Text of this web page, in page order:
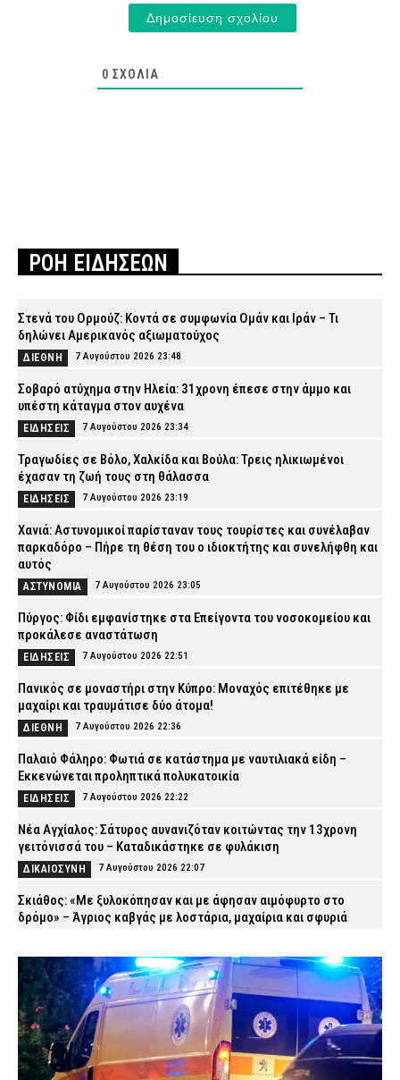
0 ΣΧΌΛΙΑ
ΡΟΗ ΕΙΔΗΣΕΩΝ
Στενά του Ορμούζ: Κοντά σε συμφωνία Ομάν και Ιράν – Τι
δηλώνει Αμερικανός αξιωματούχος
ΔΙΕΘΝΗ 7 Αυγούστου 2026 23:48
Σοβαρό ατύχημα στην Ηλεία: 31χρονη έπεσε στην άμμο και
υπέστη κάταγμα στον αυχένα
ΕΙΔΗΣΕΙΣ 7 Αυγούστου 2026 23:34
Τραγωδίες σε Βόλο, Χαλκίδα και Βούλα: Τρεις ηλικιωμένοι
έχασαν τη ζωή τους στη θάλασσα
ΕΙΔΗΣΕΙΣ 7 Αυγούστου 2026 23:19
Χανιά: Αστυνομικοί παρίσταναν τους τουρίστες και συνέλαβαν
παρκαδόρο – Πήρε τη θέση του ο ιδιοκτήτης και συνελήφθη και
αυτός
ΑΣΤΥΝΟΜΙΑ 7 Αυγούστου 2026 23:05
Πύργος: Φίδι εμφανίστηκε στα Επείγοντα του νοσοκομείου και
προκάλεσε αναστάτωση
ΕΙΔΗΣΕΙΣ 7 Αυγούστου 2026 22:51
Πανικός σε μοναστήρι στην Κύπρο: Μοναχός επιτέθηκε με
μαχαίρι και τραυμάτισε δύο άτομα!
ΔΙΕΘΝΗ 7 Αυγούστου 2026 22:36
Παλαιό Φάληρο: Φωτιά σε κατάστημα με ναυτιλιακά είδη –
Εκκενώνεται προληπτικά πολυκατοικία
ΕΙΔΗΣΕΙΣ 7 Αυγούστου 2026 22:22
Νέα Αγχίαλος: Σάτυρος αυνανιζόταν κοιτώντας την 13χρονη
γειτόνισσά του – Καταδικάστηκε σε φυλάκιση
ΔΙΚΑΙΟΣΥΝΗ 7 Αυγούστου 2026 22:07
Σκιάθος: «Με ξυλοκόπησαν και με άφησαν αιμόφυρτο στο
δρόμο» – Άγριος καβγάς με λοστάρια, μαχαίρια και σφυριά
Εξαφάνιση 15χρονου στην Αθήνα: Τι αναφέρει το «Χαμόγελο του
Παιδιού»
ΕΙΔΗΣΕΙΣ 7 Αυγούστου 2026 21:39
Συνελήφθησαν σε Καβάλα και Αλεξανδρούπολη τρεις άνδρες
για ναρκωτικά και λαθραίο καπνό